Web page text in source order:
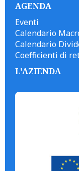
AGENDA
Eventi
Calendario
Calendario
Coefficienti di
L'AZIENDA